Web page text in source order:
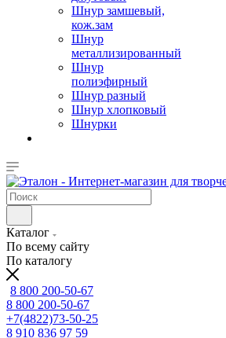
Шнур замшевый,
кож.зам
Шнур
металлизированный
Шнур
полиэфирный
Шнур разный
Шнур хлопковый
Шнурки
Каталог
По всему сайту
По каталогу
8 800 200-50-67
8 800 200-50-67
+7(4822)73-50-25
8 910 836 97 59